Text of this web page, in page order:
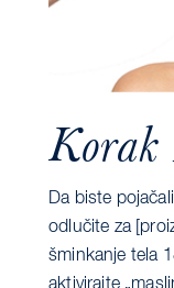
Korak
Da biste
odlučite za
šminkanje tela